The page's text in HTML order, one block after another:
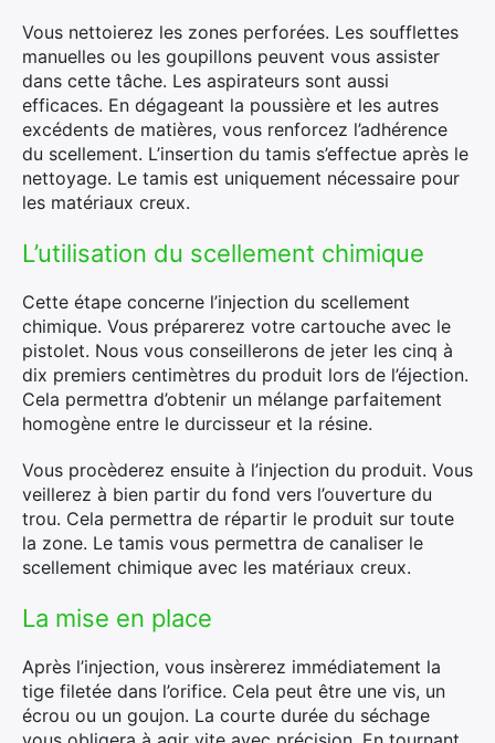
Vous nettoierez les zones perforées. Les soufflettes
manuelles ou les goupillons peuvent vous assister
dans cette tâche. Les aspirateurs sont aussi
efficaces. En dégageant la poussière et les autres
excédents de matières, vous renforcez l’adhérence
du scellement. L’insertion du tamis s’effectue après le
nettoyage. Le tamis est uniquement nécessaire pour
les matériaux creux.
L’utilisation du scellement chimique
Cette étape concerne l’injection du scellement
chimique. Vous préparerez votre cartouche avec le
pistolet. Nous vous conseillerons de jeter les cinq à
dix premiers centimètres du produit lors de l’éjection.
Cela permettra d’obtenir un mélange parfaitement
homogène entre le durcisseur et la résine.
Vous procèderez ensuite à l’injection du produit. Vous
veillerez à bien partir du fond vers l’ouverture du
trou. Cela permettra de répartir le produit sur toute
la zone. Le tamis vous permettra de canaliser le
scellement chimique avec les matériaux creux.
La mise en place
Après l’injection, vous insèrerez immédiatement la
tige filetée dans l’orifice. Cela peut être une vis, un
écrou ou un goujon. La courte durée du séchage
×
Rechercher